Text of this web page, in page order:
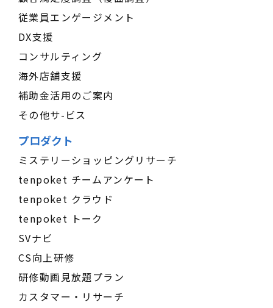
従業員エンゲージメント
DX支援
コンサルティング
海外店舗支援
補助金活用のご案内
その他サ-ビス
プロダクト
ミステリーショッピングリサーチ
tenpoket チームアンケート
tenpoket クラウド
tenpoket トーク
SVナビ
CS向上研修
研修動画見放題プラン
カスタマー・リサーチ